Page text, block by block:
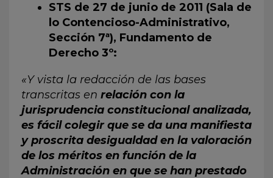
STS de 27 de junio de 2011 (Sala de
lo Contencioso-Administrativo,
Sección 7ª), Fundamento de
Derecho 3º:
«Y vista la redacción de las bases
transcritas en relación con la
jurisprudencia constitucional analizada,
es fácil colegir que se da una manifiesta
y proscrita desigualdad en la valoración
de los méritos en función de la
Administración en que se han prestado